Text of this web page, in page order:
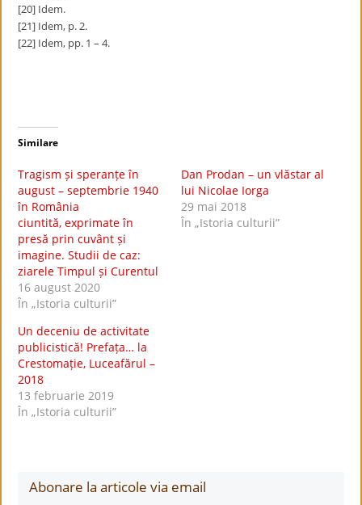
[20] Idem.
[21] Idem, p. 2.
[22] Idem, pp. 1 – 4.
Similare
Tragism și speranțe în
august – septembrie 1940
în România
ciuntită, exprimate în
presă prin cuvânt și
imagine. Studii de caz:
ziarele Timpul și Curentul
16 august 2020
În „Istoria culturii”
Dan Prodan – un vlăstar al
lui Nicolae Iorga
29 mai 2018
În „Istoria culturii”
Un deceniu de activitate
publicistică! Prefața… la
Crestomație, Luceafărul –
2018
13 februarie 2019
În „Istoria culturii”
Abonare la articole via email